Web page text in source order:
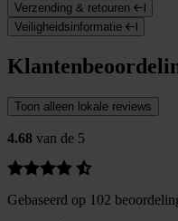
Verzending & retouren
Veiligheidsinformatie
Toon alleen lokale reviews
4.68 van de 5
Gebaseerd op 102